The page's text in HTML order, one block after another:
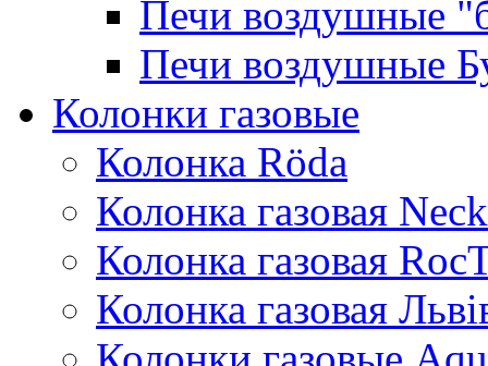
Печи воздушные
Печи воздушные
Колонки газовые
Колонка Rӧda
Колонка газовая
Колонка газовая
Колонка газовая